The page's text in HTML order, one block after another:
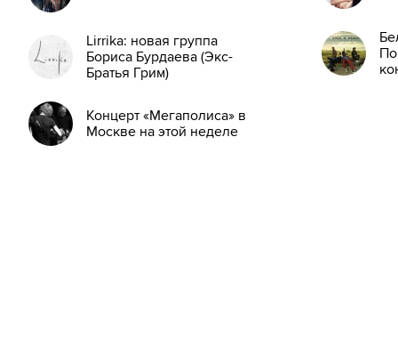
Lirrika: новая группа
Бориса Бурдаева (Экс-
Братья Грим)
Концерт «Мегаполиса» в
Москве на этой неделе